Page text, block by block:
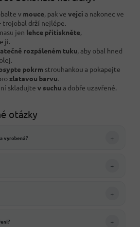
v mouce , pak ve vejci a nakonec ve
drží nejlépe.
jen lehce přitiskněte
ji.
rozpáleném tuku , aby obal hned
pokrm strouhankou a pokapejte
zlatavou barvu
skladujte v suchu a dobře uzavřené.
otázky
vyrobená? +
+
+
+